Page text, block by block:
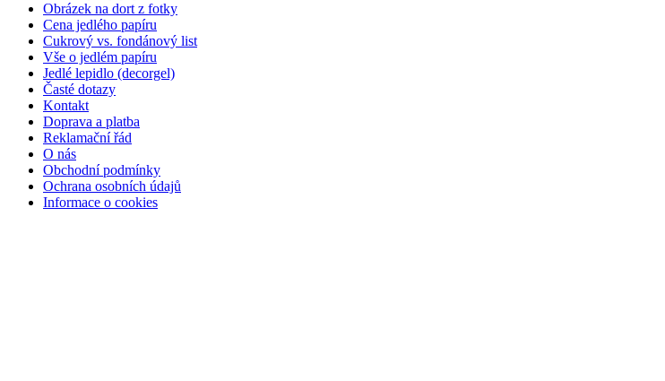
Obrázek na dort z fotky
Cena jedlého papíru
Cukrový vs. fondánový list
Vše o jedlém papíru
Jedlé lepidlo (decorgel)
Časté dotazy
Kontakt
Doprava a platba
Reklamační řád
O nás
Obchodní podmínky
Ochrana osobních údajů
Informace o cookies